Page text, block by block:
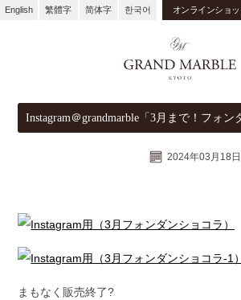
English 繁體字 简体字 한국어 オンラインショ
Instagram＠grandmarble「3月まで！フォン
2024年03月18日
まもなく販売終了?